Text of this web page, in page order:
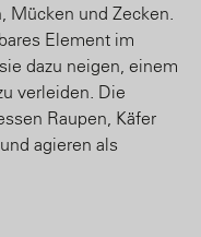
Mücken und Zecken.
Element im
dazu neigen, einem
verleiden. Die
Raupen, Käfer
agieren als